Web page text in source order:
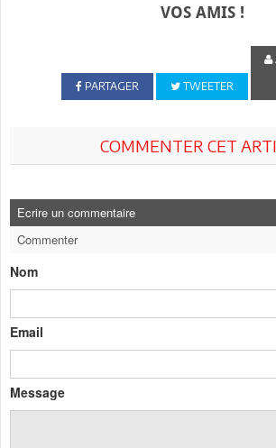
VOS AMIS !
PARTAGER TWEETER
COMMENTER CET
Ecrire un commentaire
Commenter
Nom
Email
Message